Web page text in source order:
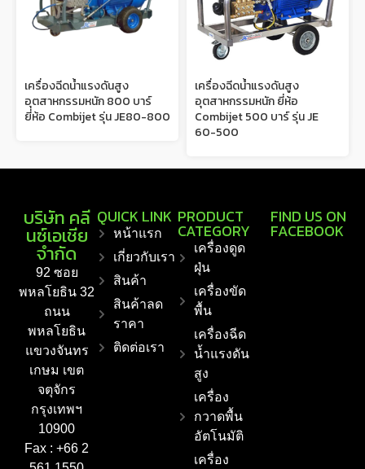
เครื่องฉีดน้ำแรงดันสูง
อุตสาหกรรมหนัก 800 บาร์
ยี่ห้อ Combijet รุ่น JE80-800
เครื่องฉีดน้ำแรงดันสูง
อุตสาหกรรมหนัก ยี่ห้อ
Combijet 500 บาร์ รุ่น JE
60-500
บริษัท คลี
นซ์เอเชีย
จำกัด
92 ซอย
พหลโยธิน 32
ถนน
พหลโยธิน
แขวงจันทร
เกษม เขต
จตุจักร
กรุงเทพฯ
10900
Fax : +66 2
QUICK LINK
หน้าแรก
เกี่ยวกับเรา
สินค้า
สินค้าลด
ราคา
ติดต่อเรา
PRODUCT
CATEGORY
เครื่องดูด
ฝุ่น
เครื่องขัด
พื้น
เครื่องฉีด
น้ำแรงดัน
สูง
เครื่อง
กวาดพื้น
อัตโนมัติ
เครื่อง
FIND US ON
FACEBOOK